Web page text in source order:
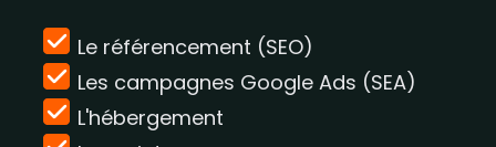
Le référencement (SEO)
Les campagnes Google Ads (SEA)
L'hébergement